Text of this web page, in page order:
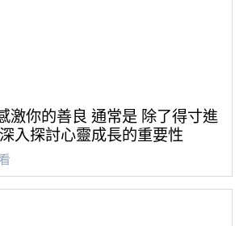
激你的善良 通常是 除了得寸進
入探討心靈成長的重要性